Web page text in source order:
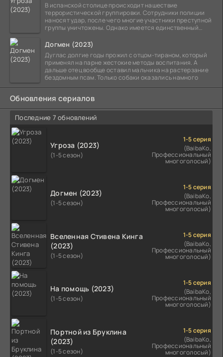
В испанской столице происходит нашествие
террористической группировки. Сотрудники полиции
наносят удар, после чего многие участники преступной
группы уничтожены. Однако имеется единственный
Догмен (2023)
Дуглас долгие годы прожил с отцом-тираном, который
применял на парне жестокие методы воспитания. А
дальше отец вообще оставил мальчика на растерзание
бездомным псам. Только собаки оказались намного
Обновления сериалов
Последние 7 обновлений
Угроза (2023)
(1-5 сезон)
1-5 серия
(BaibaKo,
Профессиональный
многоголосый)
Догмен (2023)
(1-5 сезон)
1-5 серия
(BaibaKo,
Профессиональный
многоголосый)
Вселенная Стивена Кинга
(2023)
(1-5 сезон)
1-5 серия
(BaibaKo,
Профессиональный
многоголосый)
На помощь (2023)
(1-5 сезон)
1-5 серия
(BaibaKo,
Профессиональный
многоголосый)
Портной из Бруклина
(2023)
(1-5 сезон)
1-5 серия
(BaibaKo,
Профессиональный
многоголосый)